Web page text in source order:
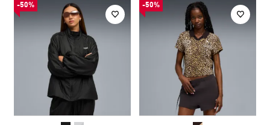
-50% -50%